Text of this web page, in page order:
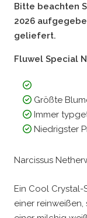
Bitte beachten
2026
geliefert.
Fluwel Special
Größte
Immer
Niedrigster
Narcissus
Ein Cool Crystal-
einer